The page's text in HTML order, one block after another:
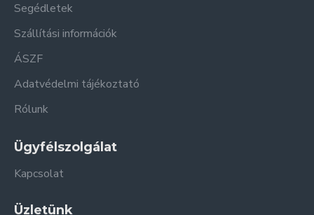
Segédletek
Szállítási információk
ÁSZF
Adatvédelmi tájékoztató
Rólunk
Ügyfélszolgálat
Kapcsolat
Üzletünk